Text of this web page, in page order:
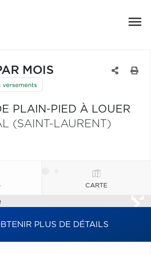
MOIS
PLAIN-PIED À LOUER
(SAINT-LAURENT)
CARTE
PLUS DE DÉTAILS